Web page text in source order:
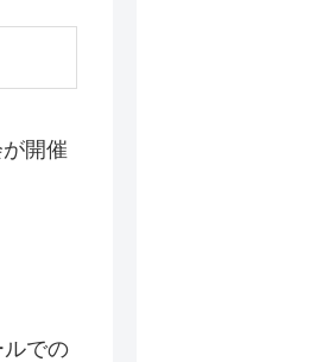
開催
での